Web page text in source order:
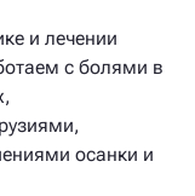
и лечении
с болями в
осанки и